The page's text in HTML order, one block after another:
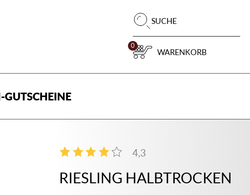
SUCHE
0
WARENKORB
RIESLING HALBTROCKEN
4,3
4